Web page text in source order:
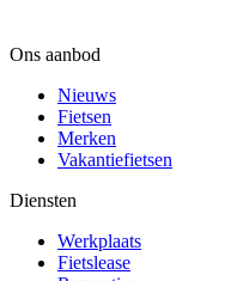
Ons aanbod
Nieuws
Fietsen
Merken
Vakantiefietsen
Diensten
Werkplaats
Fietslease